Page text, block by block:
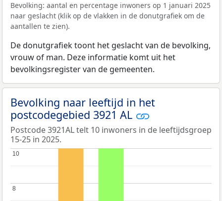
Bevolking: aantal en percentage inwoners op 1 januari 2025
naar geslacht (klik op de vlakken in de donutgrafiek om de
aantallen te zien).
De donutgrafiek toont het geslacht van de bevolking,
vrouw of man. Deze informatie komt uit het
bevolkingsregister van de gemeenten.
Bevolking naar leeftijd in het
postcodegebied 3921 AL
Postcode 3921AL telt 10 inwoners in de leeftijdsgroep
15-25 in 2025.
8
8
10
10